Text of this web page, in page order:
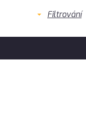
Filtrování